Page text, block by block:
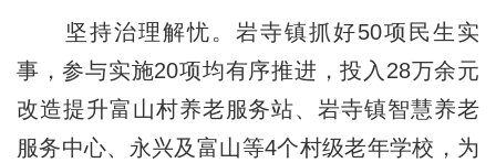
坚持治理解忧。岩寺镇抓好50项民生实
事，参与实施20项均有序推进，投入28万余元
改造提升富山村养老服务站、岩寺镇智慧养老
服务中心、永兴及富山等4个村级老年学校，为